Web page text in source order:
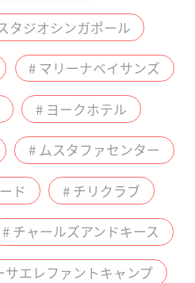
タジオシンガポール
# マリーナベイサンズ
# ヨークホテル
# ムスタファセンター
ド # チリクラブ
# チャールズアンドキース
サエレファントキャンプ